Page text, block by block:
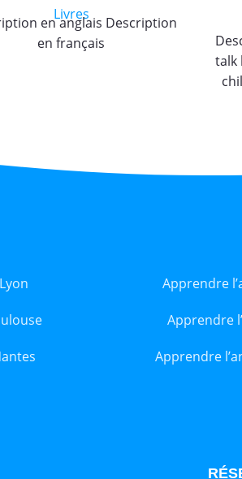
Livres
en anglais Description
en français
talk
Apprendre
Apprendre
Apprendre